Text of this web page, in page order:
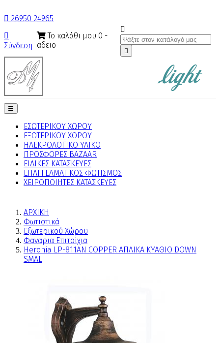
 26950 24965

Σύνδεση
Το καλάθι μου 0 -
άδειο


Toggle
navigation
☰
ΕΣΩΤΕΡΙΚΟΥ ΧΩΡΟΥ
ΕΞΩΤΕΡΙΚΟΥ ΧΩΡΟΥ
ΗΛΕΚΡΟΛΟΓΙΚΟ ΥΛΙΚΟ
ΠΡΟΣΦΟΡΕΣ BAZAAR
ΕΙΔΙΚΕΣ ΚΑΤΑΣΚΕΥΕΣ
ΕΠΑΓΓΕΛΜΑΤΙΚΟΣ ΦΩΤΙΣΜΟΣ
ΧΕΙΡΟΠΟΙΗΤΕΣ ΚΑΤΑΣΚΕΥΕΣ
ΑΡΧΙΚΗ
Φωτιστικά
Εξωτερικού Χώρου
Φανάρια Επιτοίχια
Heronia LP-811ΑΝ COPPER ΑΠΛΙΚΑ ΚΥΑΘΙΟ DOWN
SMAL